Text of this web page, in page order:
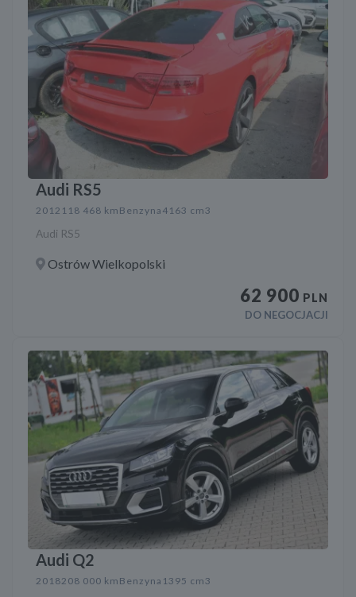
Audi RS5
2012 118 468 km Benzyna 4163 cm3
Audi RS5
Ostrów Wielkopolski
62 900 PLN
DO NEGOCJACJI
Audi Q2
2018208 000 km Benzyna 1395 cm3